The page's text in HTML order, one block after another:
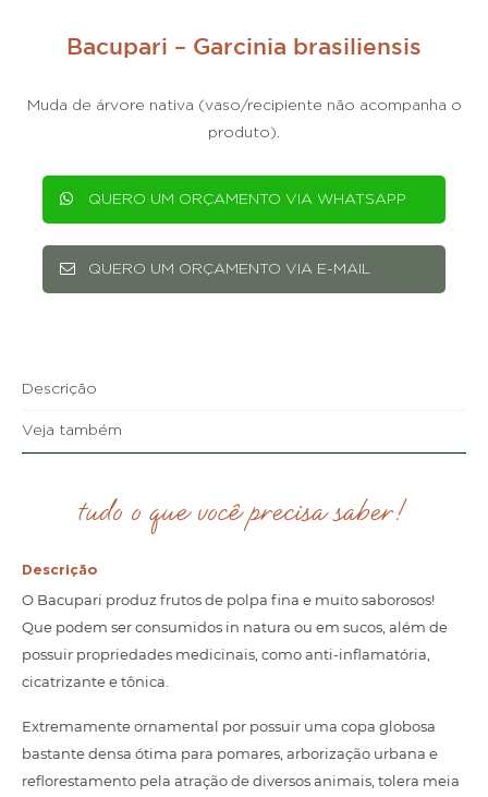
Bacupari – Garcinia brasiliensis
Muda de árvore nativa (vaso/recipiente não acompanha o
produto).
QUERO UM ORÇAMENTO VIA WHATSAPP
QUERO UM ORÇAMENTO VIA E-MAIL
Descrição
Veja também
tudo o que você precisa saber!
Descrição
O Bacupari produz frutos de polpa fina e muito saborosos!
Que podem ser consumidos in natura ou em sucos, além de
possuir propriedades medicinais, como anti-inflamatória,
cicatrizante e tônica.
Extremamente ornamental por possuir uma copa globosa
bastante densa ótima para pomares, arborização urbana e
reflorestamento pela atração de diversos animais, tolera meia